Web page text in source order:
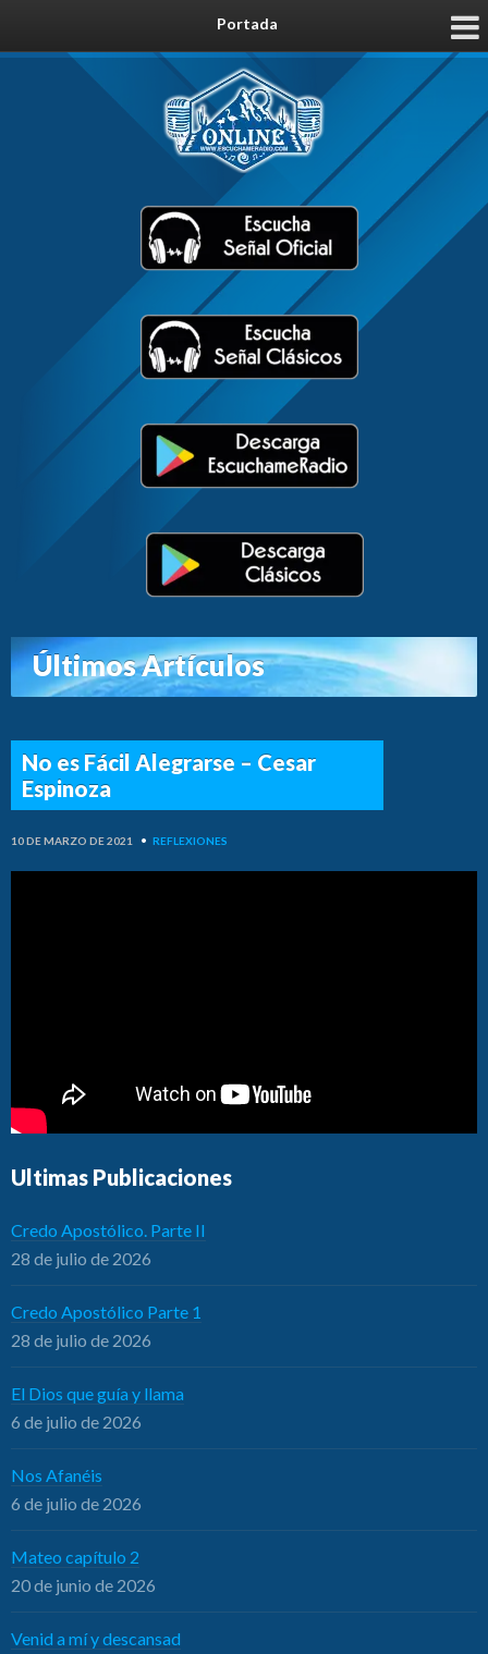
Portada
Últimos Artículos
No es Fácil Alegrarse – Cesar
Espinoza
10 DE MARZO DE 2021 • REFLEXIONES
Ultimas Publicaciones
Credo Apostólico. Parte II
28 de julio de 2026
Credo Apostólico Parte 1
28 de julio de 2026
El Dios que guía y llama
6 de julio de 2026
Nos Afanéis
6 de julio de 2026
Mateo capítulo 2
20 de junio de 2026
Venid a mí y descansad